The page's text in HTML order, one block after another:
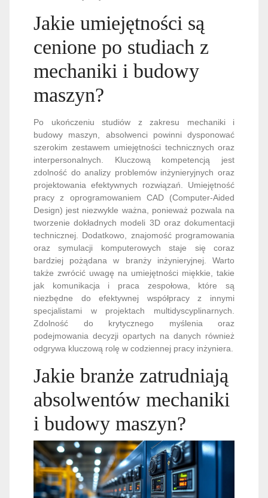
Jakie umiejętności są
cenione po studiach z
mechaniki i budowy
maszyn?
Po ukończeniu studiów z zakresu mechaniki i
budowy maszyn, absolwenci powinni dysponować
szerokim zestawem umiejętności technicznych oraz
interpersonalnych. Kluczową kompetencją jest
zdolność do analizy problemów inżynieryjnych oraz
projektowania efektywnych rozwiązań. Umiejętność
pracy z oprogramowaniem CAD (Computer-Aided
Design) jest niezwykle ważna, ponieważ pozwala na
tworzenie dokładnych modeli 3D oraz dokumentacji
technicznej. Dodatkowo, znajomość programowania
oraz symulacji komputerowych staje się coraz
bardziej pożądana w branży inżynieryjnej. Warto
także zwrócić uwagę na umiejętności miękkie, takie
jak komunikacja i praca zespołowa, które są
niezbędne do efektywnej współpracy z innymi
specjalistami w projektach multidyscyplinarnych.
Zdolność do krytycznego myślenia oraz
podejmowania decyzji opartych na danych również
odgrywa kluczową rolę w codziennej pracy inżyniera.
Jakie branże zatrudniają
absolwentów mechaniki
i budowy maszyn?